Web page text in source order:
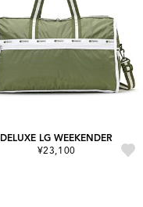
DELUXE LG WEEKENDER
¥23,100